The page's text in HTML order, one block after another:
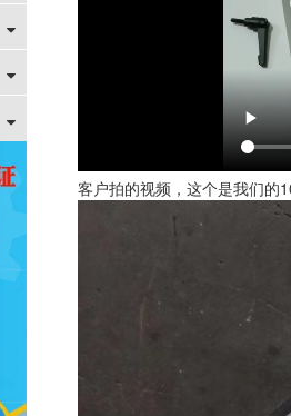
客户拍的视频，这个是我们的